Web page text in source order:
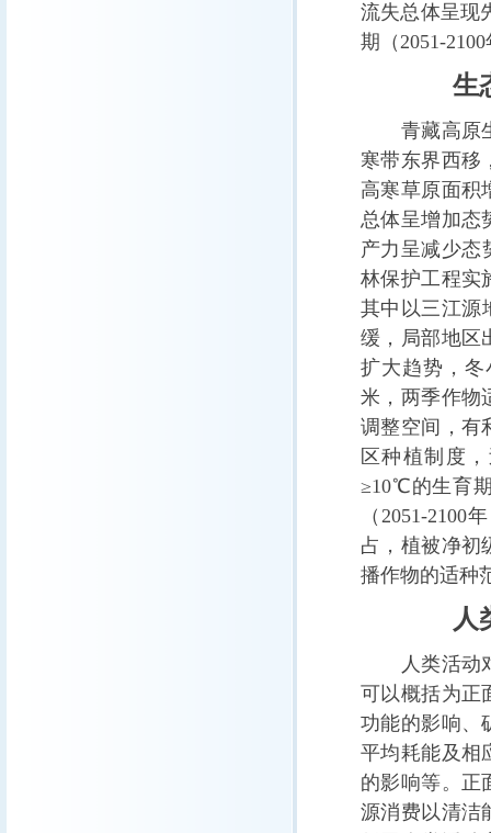
流失总体呈现
期（2051-
生
青藏高原生
寒带东界西移
高寒草原面积
总体呈增加态
产力呈减少态
林保护工程实
其中以三江源
缓，局部地区
扩大趋势，冬
米，两季作物
调整空间，有
区种植制度
≥10℃的生育
（2051-
占，植被净初
播作物的适种
人类
人类活动对
可以概括为正
功能的影响、
平均耗能及相
的影响等。正
源消费以清洁